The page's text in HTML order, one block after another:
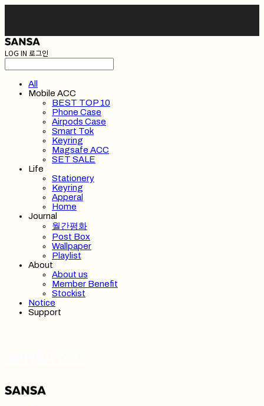
LOG IN 로그인
All
Mobile ACC
BEST TOP 10
Phone Case
Airpods Case
Smart Tok
Keyring
Magsafe ACC
SET SALE
Life
Stationery
Keyring
Apperal
Home
Journal
월간평화
Post Box
Wallpaper
Playlist
About
About us
Member Benefit
Stockist
Notice
Support